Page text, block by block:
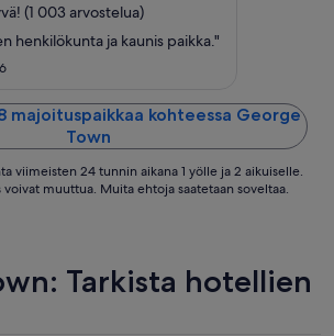
(1 003 arvostelua)
henkilökunta ja kaunis paikka."
majoituspaikkaa kohteessa George
Town
viimeisten 24 tunnin aikana 1 yölle ja 2 aikuiselle.
voivat muuttua. Muita ehtoja saatetaan soveltaa.
Tarkista hotellien